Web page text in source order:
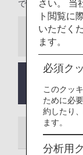
での役立つ情報
お知らせ
用を中止
空港ガイド
さい。 当
ト閲覧に
いただく
ます。
必須ク
このクッ
ために必
約したり
ます。
分析用